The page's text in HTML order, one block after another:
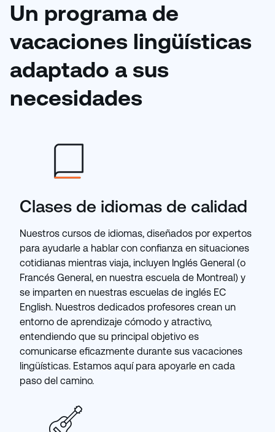
Un programa de
vacaciones lingüísticas
adaptado a sus
necesidades
Clases de idiomas de calidad
Nuestros cursos de idiomas, diseñados por expertos
para ayudarle a hablar con confianza en situaciones
cotidianas mientras viaja, incluyen Inglés General (o
Francés General, en nuestra escuela de Montreal) y
se imparten en nuestras escuelas de inglés EC
English. Nuestros dedicados profesores crean un
entorno de aprendizaje cómodo y atractivo,
entendiendo que su principal objetivo es
comunicarse eficazmente durante sus vacaciones
lingüísticas. Estamos aquí para apoyarle en cada
paso del camino.